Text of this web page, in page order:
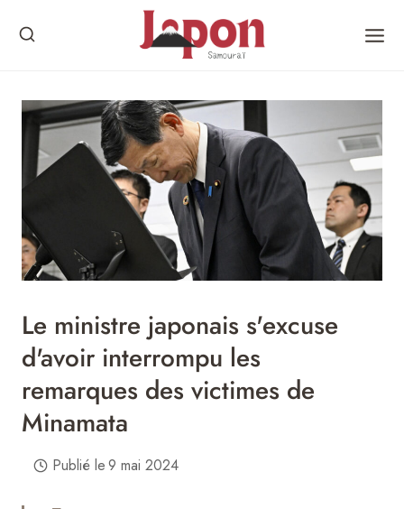
Le ministre japonais s'excuse
d'avoir interrompu les
remarques des victimes de
Minamata
Publié le9 mai 2024